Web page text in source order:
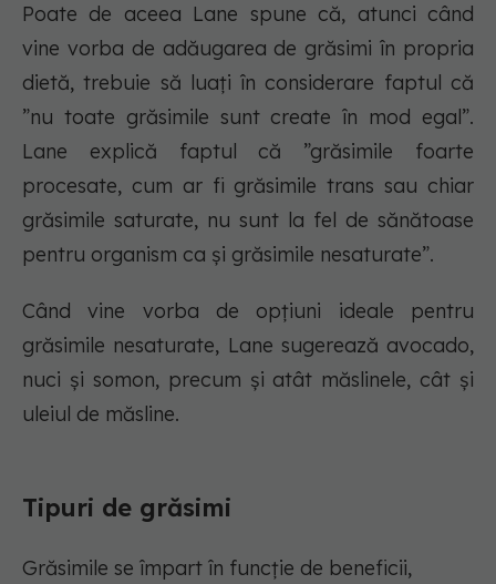
Poate de aceea Lane spune că, atunci când
vine vorba de adăugarea de grăsimi în propria
dietă, trebuie să luați în considerare faptul că
”nu toate grăsimile sunt create în mod egal”.
Lane explică faptul că ”grăsimile foarte
procesate, cum ar fi grăsimile trans sau chiar
grăsimile saturate, nu sunt la fel de sănătoase
pentru organism ca și grăsimile nesaturate”.
Când vine vorba de opțiuni ideale pentru
grăsimile nesaturate, Lane sugerează avocado,
nuci și somon, precum și atât măslinele, cât și
uleiul de măsline.
Tipuri de grăsimi
Grăsimile se împart în funcție de beneficii,